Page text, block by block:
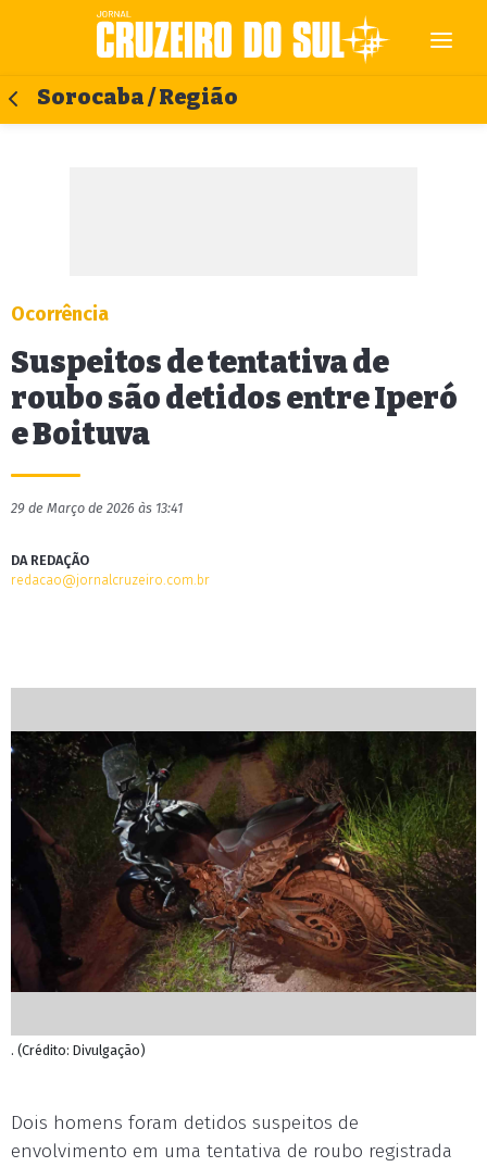
Sorocaba / Região
Ocorrência
Suspeitos de tentativa de
roubo são detidos entre Iperó
e Boituva
29 de Março de 2026 às 13:41
DA REDAÇÃO
redacao@jornalcruzeiro.com.br
. (Crédito: Divulgação)
Dois homens foram detidos suspeitos de
envolvimento em uma tentativa de roubo registrada